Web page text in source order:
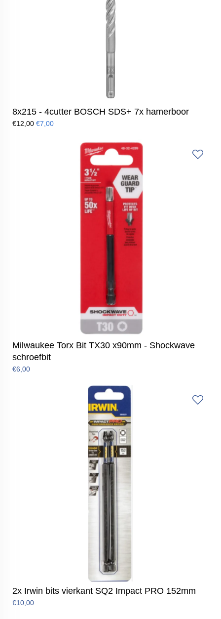
8x215 - 4cutter BOSCH SDS+ 7x hamerboor
€12,00 €7,00
Milwaukee Torx Bit TX30 x90mm - Shockwave
schroefbit
€6,00
2x Irwin bits vierkant SQ2 Impact PRO 152mm
€10,00